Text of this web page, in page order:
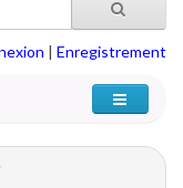
| Enregistrement